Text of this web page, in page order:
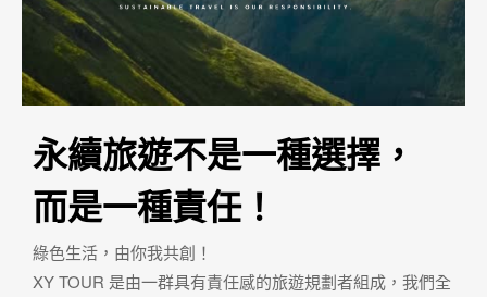
永續旅遊不是一種選擇，
而是一種責任！
綠色生活，由你我共創！
XY TOUR 是由一群具有責任感的旅遊規劃者組成，我們全